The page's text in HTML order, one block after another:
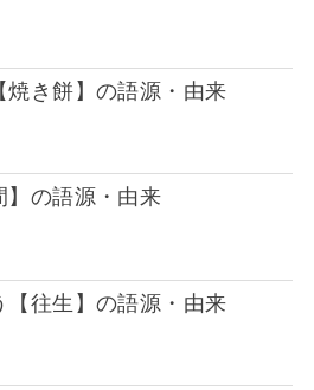
焼き餅】の語源・由来
】の語源・由来
【往生】の語源・由来